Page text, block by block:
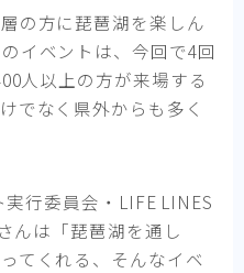
の方に琵琶湖を楽しん
イベントは、今回で4回
人以上の方が来場する
でなく県外からも多く
行委員会・LIFE LINES
んは「琵琶湖を通し
てくれる、そんなイベ